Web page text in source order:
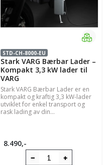
STD-CH-8000-EU
Stark VARG Bærbar Lader –
Kompakt 3,3 kW lader til
VARG
Stark VARG Bærbar Lader er en
kompakt og kraftig 3,3 kW-lader
utviklet for enkel transport og
rask lading av din...
8.490,-